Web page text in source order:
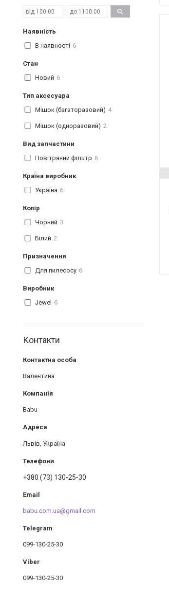
Наявність
В наявності 6
Стан
Новий 6
Тип аксесуара
Мішок (багаторазовий) 4
Мішок (одноразовий) 2
Вид запчастини
Повітряний фільтр 6
Країна виробник
Україна 6
Колір
Чорний 3
Білий 2
Призначення
Для пилесосу 6
Виробник
Jewel 6
Контакти
Валентина
Babu
Львів, Україна
+380 (73) 130-25-30
babu.com.ua@gmail.com
099-130-25-30
099-130-25-30